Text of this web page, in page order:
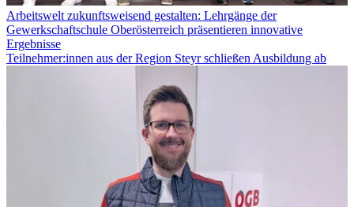
Arbeitswelt zukunftsweisend gestalten: Lehrgänge der
Gewerkschaftschule Oberösterreich präsentieren innovative
Ergebnisse
Teilnehmer:innen aus der Region Steyr schließen Ausbildung ab